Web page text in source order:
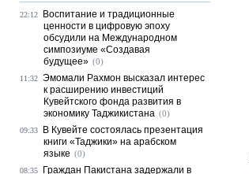
22:12
Воспитание и традиционные
ценности в цифровую эпоху
обсудили на Международном
симпозиуме «Создавая
будущее» (0)
11:32 Эмомали Рахмон высказал интерес
к расширению инвестиций
Кувейтского фонда развития в
экономику Таджикистана (0)
09:33
В Кувейте состоялась презентация
книги «Таджики» на арабском
языке (0)
08:35
Граждан Пакистана задержали в